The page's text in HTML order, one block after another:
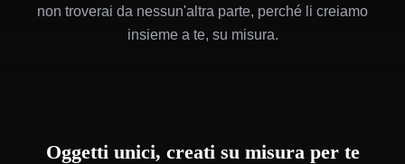
non troverai da nessun'altra parte, perché li creiamo
insieme a te, su misura.
Oggetti unici, creati su misura per te